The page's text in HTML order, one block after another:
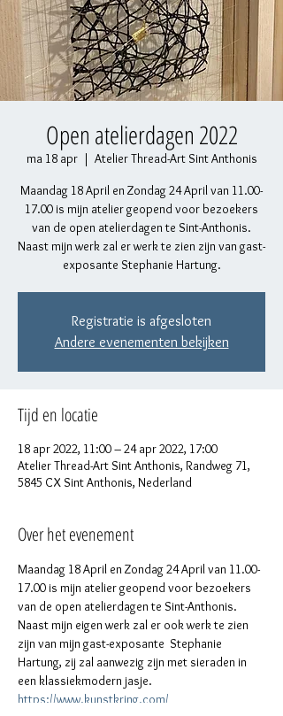
Open atelierdagen 2022
ma 18 apr
  |
Atelier Thread-Art Sint Anthonis
Maandag 18 April en Zondag 24 April van 11.00-
17.00 is mijn atelier geopend voor bezoekers
van de open atelierdagen te Sint-Anthonis.
Naast mijn werk zal er werk te zien zijn van gast-
exposante Stephanie Hartung.
Registratie is afgesloten
Andere evenementen bekijken
Tijd en locatie
18 apr 2022, 11:00 – 24 apr 2022, 17:00
Atelier Thread-Art Sint Anthonis, Randweg 71,
5845 CX Sint Anthonis, Nederland
Over het evenement
Maandag 18 April en Zondag 24 April van 11.00-
17.00 is mijn atelier geopend voor bezoekers
van de open atelierdagen te Sint-Anthonis.
Naast mijn eigen werk zal er ook werk te zien
zijn van mijn gast-exposante  Stephanie
Hartung, zij zal aanwezig zijn met sieraden in
een klassiekmodern jasje.
https://www.kunstkring.com/